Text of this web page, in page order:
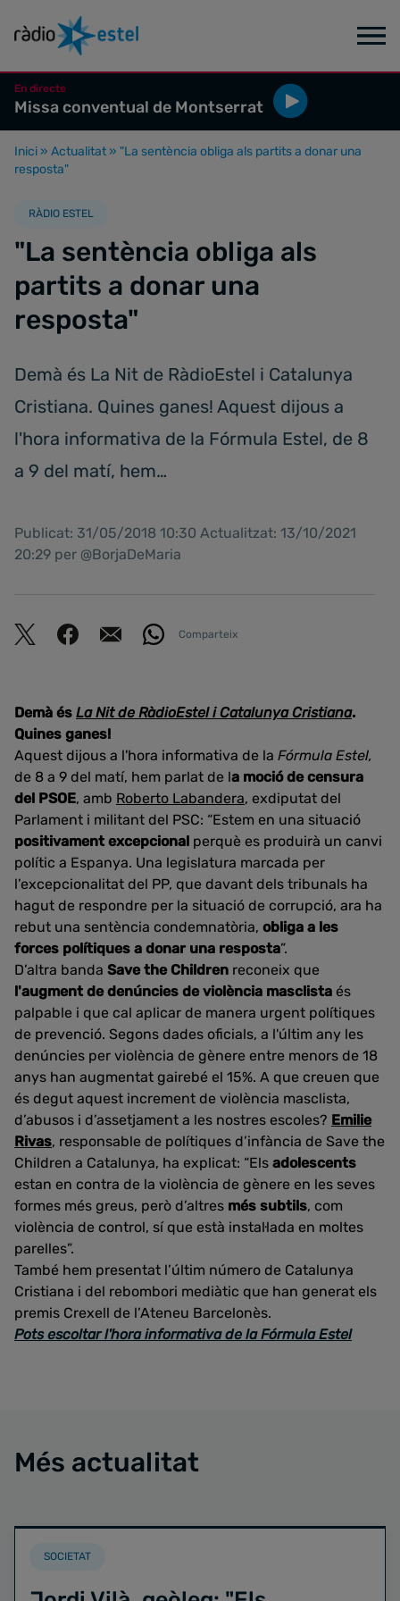
En directe
Missa conventual de Montserrat
Inici » Actualitat » "La sentència obliga als partits a donar una
resposta"
RÀDIO ESTEL
"La sentència obliga als
partits a donar una
resposta"
Demà és La Nit de RàdioEstel i Catalunya
Cristiana. Quines ganes! Aquest dijous a
l'hora informativa de la Fórmula Estel, de 8
a 9 del matí, hem…
Publicat: 31/05/2018 10:30 Actualitzat: 13/10/2021
20:29 per @BorjaDeMaria
Comparteix
Demà és La Nit de RàdioEstel i Catalunya Cristiana.
Quines ganes!
Aquest dijous a l'hora informativa de la Fórmula Estel,
de 8 a 9 del matí, hem parlat de la moció de censura
del PSOE, amb Roberto Labandera, exdiputat del
Parlament i militant del PSC: “Estem en una situació
positivament excepcional perquè es produirà un canvi
polític a Espanya. Una legislatura marcada per
l’excepcionalitat del PP, que davant dels tribunals ha
hagut de respondre per la situació de corrupció, ara ha
rebut una sentència condemnatòria, obliga a les
forces polítiques a donar una resposta”.
D’altra banda Save the Children reconeix que
l'augment de denúncies de violència masclista és
palpable i que cal aplicar de manera urgent polítiques
de prevenció. Segons dades oficials, a l'últim any les
denúncies per violència de gènere entre menors de 18
anys han augmentat gairebé el 15%. A que creuen que
és degut aquest increment de violència masclista,
d’abusos i d’assetjament a les nostres escoles? Emilie
Rivas, responsable de polítiques d’infància de Save the
Children a Catalunya, ha explicat: “Els adolescents
estan en contra de la violència de gènere en les seves
formes més greus, però d’altres més subtils, com
violència de control, sí que està instal·lada en moltes
parelles”.
També hem presentat l’últim número de Catalunya
Cristiana i del rebombori mediàtic que han generat els
premis Crexell de l’Ateneu Barcelonès.
Pots escoltar l'hora informativa de la Fórmula Estel
Més actualitat
SOCIETAT